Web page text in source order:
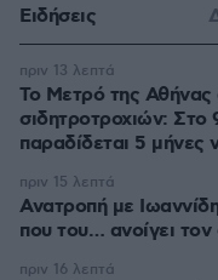
Ειδήσεις
Το Μετρό της
σιδητροτροχιών:
παραδίδεται 5 μήνες
πριν 13 λεπτά
Ανατροπή με
που του… ανοίγει
πριν 15 λεπτά
πριν 16 λεπτά